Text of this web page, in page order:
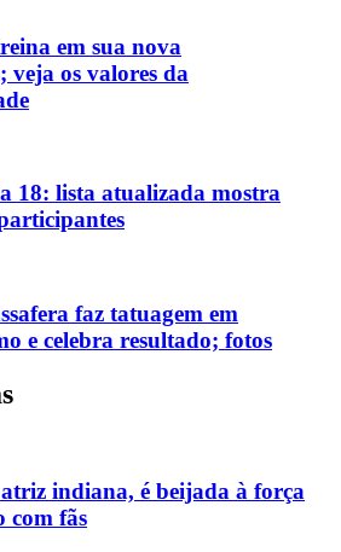
em sua nova
veja os valores da
18: lista atualizada mostra
faz tatuagem em
e celebra resultado; fotos
indiana, é beijada à força
com fãs